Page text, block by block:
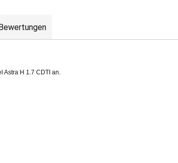
Bewertungen
Astra H 1.7 CDTI an.